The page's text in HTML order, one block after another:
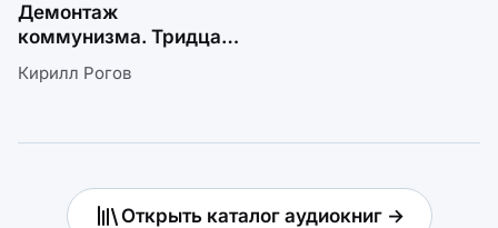
Демонтаж
коммунизма. Тридцать
лет спустя
Кирилл Рогов
Открыть каталог аудиокниг →